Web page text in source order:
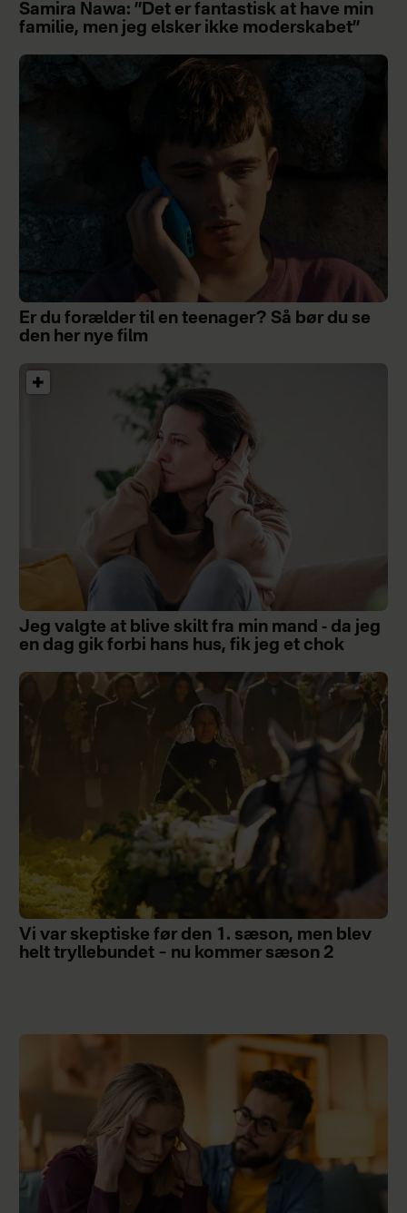
Samira Nawa: ”Det er fantastisk at have min
familie, men jeg elsker ikke moderskabet”
Er du forælder til en teenager? Så bør du se
den her nye film
Jeg valgte at blive skilt fra min mand - da jeg
en dag gik forbi hans hus, fik jeg et chok
Vi var skeptiske før den 1. sæson, men blev
helt tryllebundet – nu kommer sæson 2